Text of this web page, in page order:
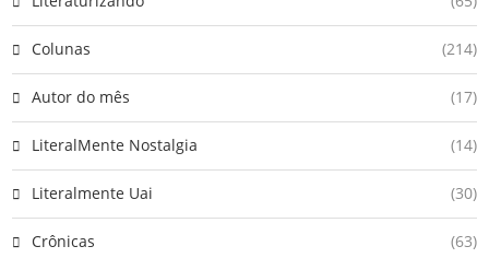
Colunas (214)
Autor do mês (17)
LiteralMente Nostalgia (14)
Literalmente Uai (30)
Crônicas (63)